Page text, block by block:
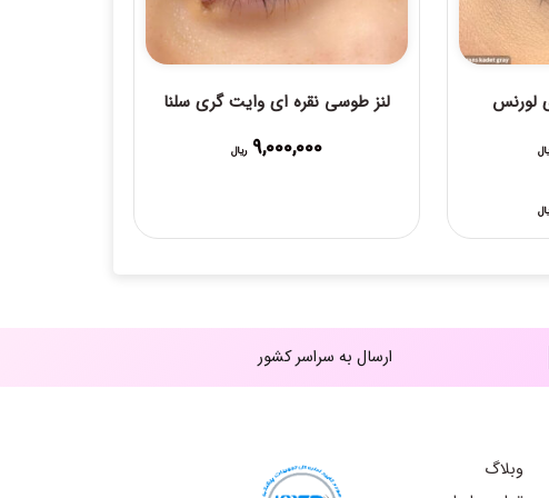
لورنس لنز طوسی نقره ای وایت گری سلنا
9,000,000 ریال
ارسال به سراسر کشور
وبلاگ